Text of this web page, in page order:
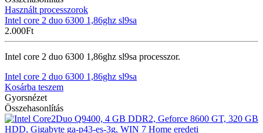
Használt processzorok
Intel core 2 duo 6300 1,86ghz sl9sa
2.000Ft
Intel core 2 duo 6300 1,86ghz sl9sa processzor.
Intel core 2 duo 6300 1,86ghz sl9sa
Kosárba teszem
Gyorsnézet
Összehasonlítás